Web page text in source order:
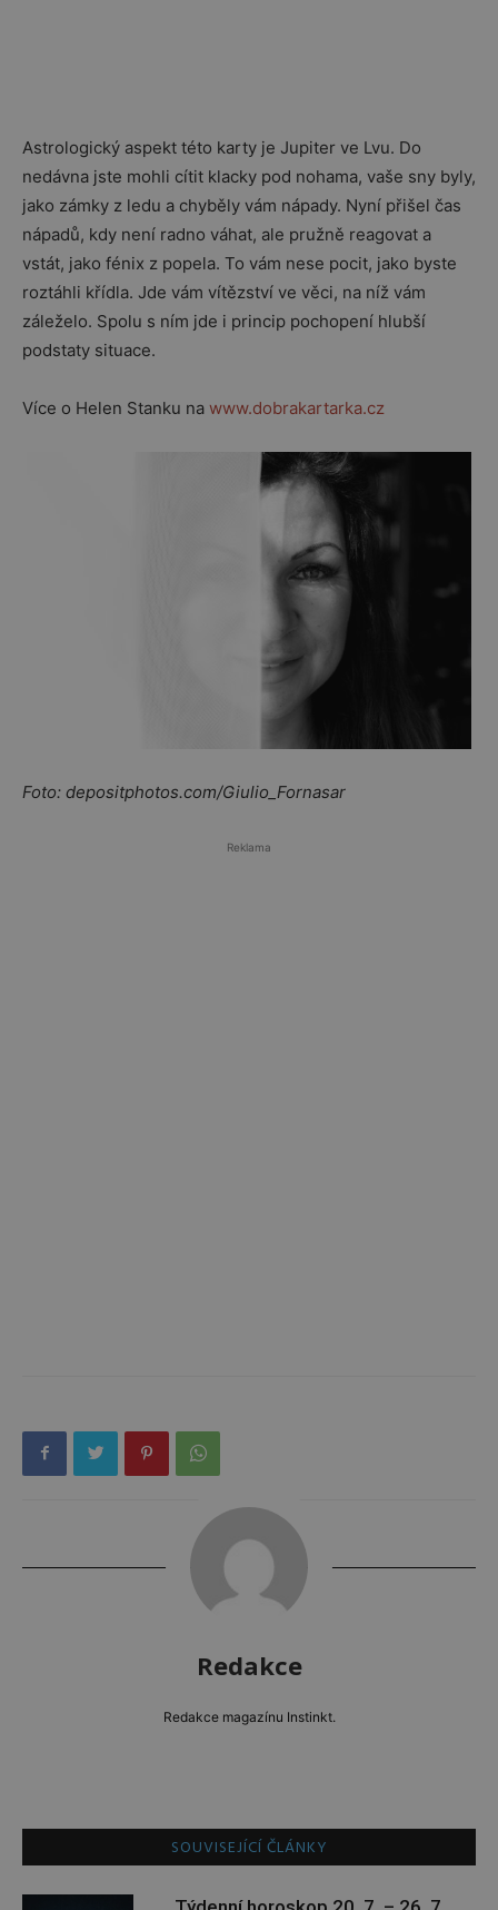
Astrologický aspekt této karty je Jupiter ve Lvu. Do
nedávna jste mohli cítit klacky pod nohama, vaše sny byly,
jako zámky z ledu a chyběly vám nápady. Nyní přišel čas
nápadů, kdy není radno váhat, ale pružně reagovat a
vstát, jako fénix z popela. To vám nese pocit, jako byste
roztáhli křídla. Jde vám vítězství ve věci, na níž vám
záleželo. Spolu s ním jde i princip pochopení hlubší
podstaty situace.
Více o Helen Stanku na www.dobrakartarka.cz
Foto: depositphotos.com/Giulio_Fornasar
Reklama
Redakce
Redakce magazínu Instinkt.
SOUVISEJÍCÍ ČLÁNKY